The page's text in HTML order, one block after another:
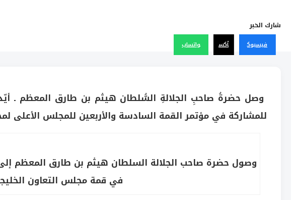
شارك الخبر
فيسبوك أكس واتساب
وصل حضرةُ صاحبِ الجلالةِ السُّلطان هيثم بن طارق المعظم ـ
للمشاركة في مؤتمر القمة السادسة والأربعين للمجلس الأعلى
وصول حضرة صاحب الجلالة السلطان هيثم بن طارق المعظم
في قمة مجلس التعاون